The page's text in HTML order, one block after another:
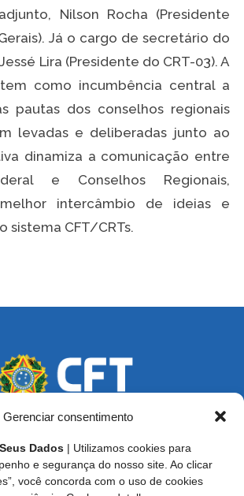
Gerenciar consentimento
Dados | Utilizamos cookies para
e segurança do nosso site. Ao clicar
você concorda com o uso de cookies
Nilson Rocha (Presidente
Já o cargo de secretário do
Lira (Presidente do CRT-03). A
como incumbência central a
pautas dos conselhos regionais
levadas e deliberadas junto ao
dinamiza a comunicação entre
e Conselhos Regionais,
intercâmbio de ideias e
sistema CFT/CRTs.
02, Bloco D, Ed. Oscar Niemeyer,
900 - Brasília/DF